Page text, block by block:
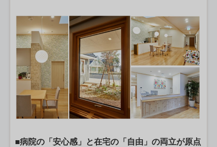
■病院の「安心感」と在宅の「自由」の両立が原点